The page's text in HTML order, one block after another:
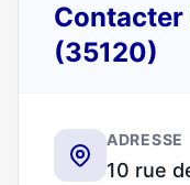
Contacter
(35120)
ADRESSE
10 rue